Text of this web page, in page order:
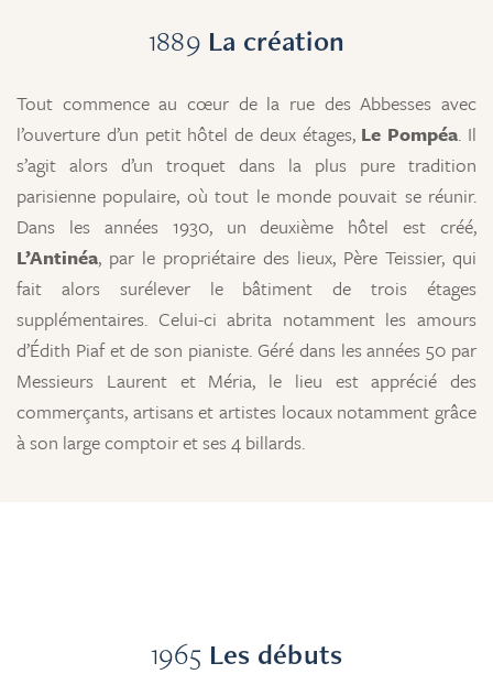
1889 La création
Tout commence au cœur de la rue des Abbesses avec
l’ouverture d’un petit hôtel de deux étages, Le Pompéa. Il
s’agit alors d’un troquet dans la plus pure tradition
parisienne populaire, où tout le monde pouvait se réunir.
Dans les années 1930, un deuxième hôtel est créé,
L’Antinéa, par le propriétaire des lieux, Père Teissier, qui
fait alors surélever le bâtiment de trois étages
supplémentaires. Celui-ci abrita notamment les amours
d’Édith Piaf et de son pianiste. Géré dans les années 50 par
Messieurs Laurent et Méria, le lieu est apprécié des
commerçants, artisans et artistes locaux notamment grâce
à son large comptoir et ses 4 billards.
1965 Les débuts